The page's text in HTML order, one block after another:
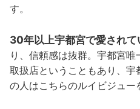
す。
30年以上宇都宮で愛され
り、信頼感は抜群。宇都宮
取扱店ということもあり、宇
の人はこちらのルイビジュー